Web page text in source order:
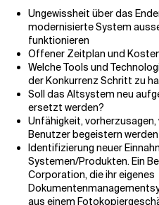
Ungewissheit über das
modernisierte System
funktionieren
Offener Zeitplan und
Welche Tools und
der Konkurrenz Schritt zu
Soll das Altsystem neu
ersetzt werden?
Unfähigkeit,
Benutzer begeistern werden
Identifizierung neuer
Systemen/Produkten. Ein
Corporation, die ihr eigenes
aus einem